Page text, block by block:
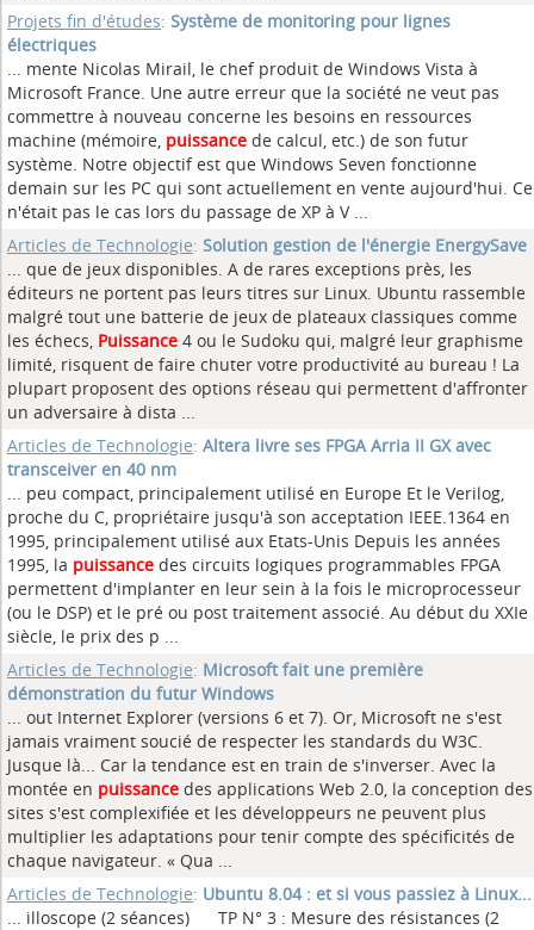
Projets fin d'études: Système de monitoring pour lignes
électriques
... mente Nicolas Mirail, le chef produit de Windows Vista à
Microsoft France. Une autre erreur que la société ne veut pas
commettre à nouveau concerne les besoins en ressources
machine (mémoire, puissance de calcul, etc.) de son futur
système. Notre objectif est que Windows Seven fonctionne
demain sur les PC qui sont actuellement en vente aujourd'hui. Ce
n'était pas le cas lors du passage de XP à V ...
Articles de Technologie: Solution gestion de l'énergie EnergySave
... que de jeux disponibles. A de rares exceptions près, les
éditeurs ne portent pas leurs titres sur Linux. Ubuntu rassemble
malgré tout une batterie de jeux de plateaux classiques comme
les échecs, Puissance 4 ou le Sudoku qui, malgré leur graphisme
limité, risquent de faire chuter votre productivité au bureau ! La
plupart proposent des options réseau qui permettent d'affronter
un adversaire à dista ...
Articles de Technologie: Altera livre ses FPGA Arria II GX avec
transceiver en 40 nm
... peu compact, principalement utilisé en Europe Et le Verilog,
proche du C, propriétaire jusqu'à son acceptation IEEE.1364 en
1995, principalement utilisé aux Etats-Unis Depuis les années
1995, la puissance des circuits logiques programmables FPGA
permettent d'implanter en leur sein à la fois le microprocesseur
(ou le DSP) et le pré ou post traitement associé. Au début du XXIe
siècle, le prix des p ...
Articles de Technologie: Microsoft fait une première
démonstration du futur Windows
... out Internet Explorer (versions 6 et 7). Or, Microsoft ne s'est
jamais vraiment soucié de respecter les standards du W3C.
Jusque là... Car la tendance est en train de s'inverser. Avec la
montée en puissance des applications Web 2.0, la conception des
sites s'est complexifiée et les développeurs ne peuvent plus
multiplier les adaptations pour tenir compte des spécificités de
chaque navigateur. « Qua ...
Articles de Technologie: Ubuntu 8.04 : et si vous passiez à Linux...
... illoscope (2 séances) TP N° 3 : Mesure des résistances (2